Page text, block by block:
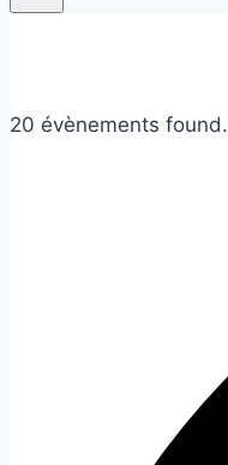
20 évènements found.